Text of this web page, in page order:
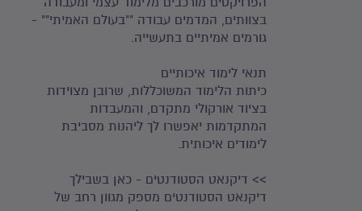
בצוותים, המדמים עבודה ""בעולם האמיתי"" -
גורמים אמיתיים בתעשייה.
תנאי לימוד איכותיים
כיתות הלימוד המשוכללות, שרובן מצוידות
בציוד אורקולי מתקדם, והמעבדות
המתקדמות יאפשרו לך ליהנות מסביבת
לימודים איכותית.
>> דיקנאט הסטודנטים - כאן בשבילך
דיקנאט הסטודנטים מספק מגוון רחב של